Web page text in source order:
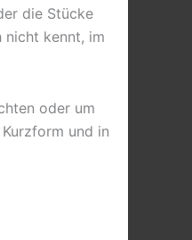
die Stücke
nicht kennt, im
oder um
und in